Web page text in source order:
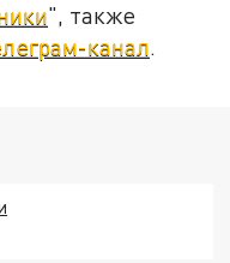
", также
канал.